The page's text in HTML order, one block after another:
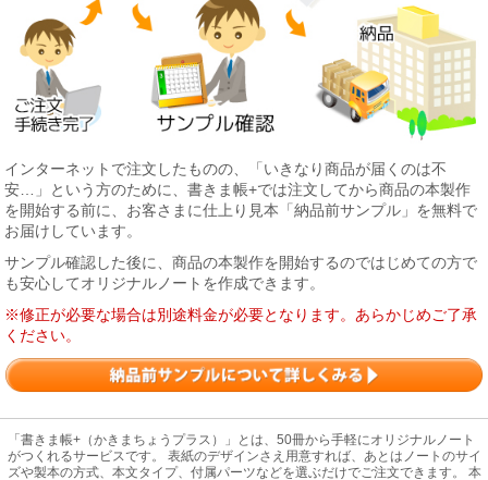
インターネットで注文したものの、「いきなり商品が届くのは不
安…」という方のために、書きま帳+では注文してから商品の本製作
を開始する前に、お客さまに仕上り見本「納品前サンプル」を無料で
お届けしています。
サンプル確認した後に、商品の本製作を開始するのではじめての方で
も安心してオリジナルノートを作成できます。
※修正が必要な場合は別途料金が必要となります。あらかじめご了承
ください。
「書きま帳+（かきまちょうプラス）」とは、50冊から手軽にオリジナルノート
がつくれるサービスです。 表紙のデザインさえ用意すれば、あとはノートのサイ
ズや製本の方式、本文タイプ、付属パーツなどを選ぶだけでご注文できます。 本